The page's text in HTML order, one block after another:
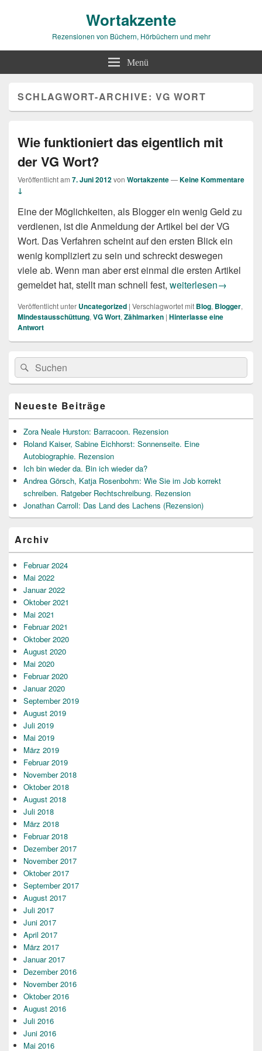
Wortakzente
Rezensionen von Büchern, Hörbüchern und mehr
Menü
SCHLAGWORT-ARCHIVE:VG WORT
Wie funktioniert das eigentlich mit
der VG Wort?
Veröffentlicht am 7. Juni 2012von Wortakzente—Keine Kommentare
↓
Eine der Möglichkeiten, als Blogger ein wenig Geld zu
verdienen, ist die Anmeldung der Artikel bei der VG
Wort. Das Verfahren scheint auf den ersten Blick ein
wenig kompliziert zu sein und schreckt deswegen
viele ab. Wenn man aber erst einmal die ersten Artikel
gemeldet hat, stellt man schnell fest, Wie funktioniert das
weiterlesen→
Veröffentlicht unter Uncategorized | Verschlagwortet mit Blog, Blogger,
Mindestausschüttung, VG Wort, Zählmarken | Hinterlasse eine
Antwort
Primärer
Seitenleisten
Widget-
Bereich
Suche
nach:
Suchen
Neueste Beiträge
Zora Neale Hurston: Barracoon. Rezension
Roland Kaiser, Sabine Eichhorst: Sonnenseite. Eine
Autobiographie. Rezension
Ich bin wieder da. Bin ich wieder da?
Andrea Görsch, Katja Rosenbohm: Wie Sie im Job korrekt
schreiben. Ratgeber Rechtschreibung. Rezension
Jonathan Carroll: Das Land des Lachens (Rezension)
Archiv
Februar 2024
Mai 2022
Januar 2022
Oktober 2021
Mai 2021
Februar 2021
Oktober 2020
August 2020
Mai 2020
Februar 2020
Januar 2020
September 2019
August 2019
Juli 2019
Mai 2019
März 2019
Februar 2019
November 2018
Oktober 2018
August 2018
Juli 2018
März 2018
Februar 2018
Dezember 2017
November 2017
Oktober 2017
September 2017
August 2017
Juli 2017
Juni 2017
April 2017
März 2017
Januar 2017
Dezember 2016
November 2016
Oktober 2016
August 2016
Juli 2016
Juni 2016
Mai 2016